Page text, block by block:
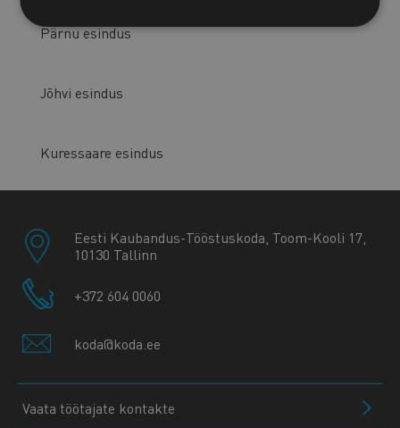
Pärnu esindus
Jõhvi esindus
Kuressaare esindus
Eesti Kaubandus-Tööstuskoda, Toom-Kooli 17,
10130 Tallinn
+372 604 0060
koda@koda.ee
Vaata töötajate kontakte